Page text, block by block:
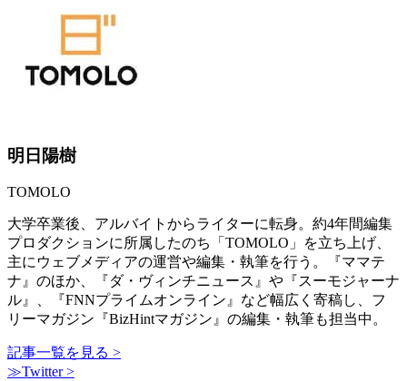
明日陽樹
TOMOLO
大学卒業後、アルバイトからライターに転身。約4年間編集
プロダクションに所属したのち「TOMOLO」を立ち上げ、
主にウェブメディアの運営や編集・執筆を行う。『ママテ
ナ』のほか、『ダ・ヴィンチニュース』や『スーモジャーナ
ル』、『FNNプライムオンライン』など幅広く寄稿し、フ
リーマガジン『BizHintマガジン』の編集・執筆も担当中。
記事一覧を見る >
≫Twitter >